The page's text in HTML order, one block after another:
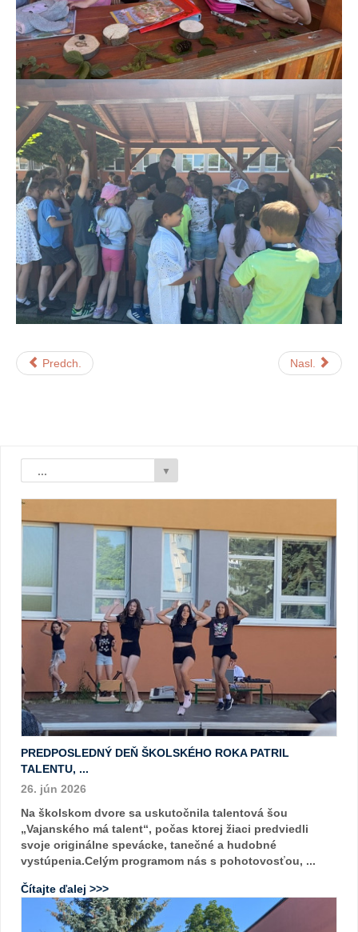
Predch. Nasl.
... ▼
PREDPOSLEDNÝ DEŇ ŠKOLSKÉHO ROKA PATRIL
TALENTU, ...
26. jún 2026
Na školskom dvore sa uskutočnila talentová šou
„Vajanského má talent“, počas ktorej žiaci predviedli
svoje originálne spevácke, tanečné a hudobné
vystúpenia.Celým programom nás s pohotovosťou, ...
Čítajte ďalej >>>